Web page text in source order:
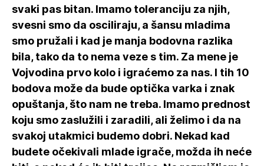
svaki pas bitan. Imamo toleranciju za njih,
svesni smo da osciliraju, a šansu mladima
smo pružali i kad je manja bodovna razlika
bila, tako da to nema veze s tim. Za mene je
Vojvodina prvo kolo i igraćemo za nas. I tih 10
bodova može da bude optička varka i znak
opuštanja, što nam ne treba. Imamo prednost
koju smo zaslužili i zaradili, ali želimo i da na
svakoj utakmici budemo dobri. Nekad kad
budete očekivali mlade igrače, možda ih neće